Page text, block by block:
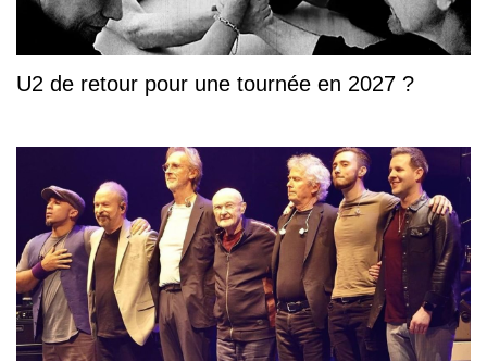
U2 de retour pour une tournée en 2027 ?